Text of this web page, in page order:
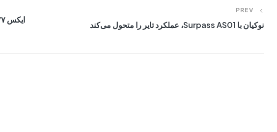
PREV
نوکیان با Surpass AS01، عملکرد تایر را متحول می‌کند